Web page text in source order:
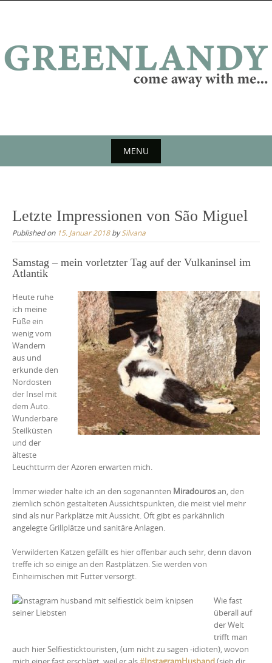
MENU
content
Letzte Impressionen von São Miguel
Published on 15. Januar 2018bySilvana
Samstag – mein vorletzter Tag auf der Vulkaninsel im
Atlantik
Heute ruhe
ich meine
Füße ein
wenig vom
Wandern
aus und
erkunde den
Nordosten
der Insel mit
dem Auto.
Wunderbare
Steilküsten
und der
älteste
Leuchtturm der Azoren erwarten mich.
Immer wieder halte ich an den sogenannten Miradourosan, den
ziemlich schön gestalteten Aussichtspunkten, die meist viel mehr
sind als nur Parkplätze mit Aussicht.Oft gibt es parkähnlich
angelegte Grillplätze und sanitäre Anlagen.
Verwilderten Katzen gefällt es hier offenbar auch sehr, denn davon
treffe ich so einige an den Rastplätzen. Sie werden von
Einheimischen mit Futter versorgt.
Wie fast
überall auf
der Welt
trifft man
auch hier Selfiesticktouristen, (um nicht zu sagen -idioten), wovon